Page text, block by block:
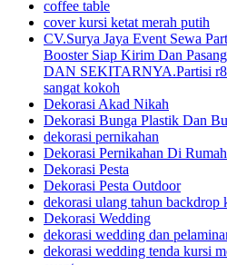
coffee table
cover kursi ketat merah putih
CV.Surya Jaya Event Sewa
Booster Siap Kirim Dan
DAN SEKITARNYA.Partisi r8
sangat kokoh
Dekorasi Akad Nikah
Dekorasi Bunga Plastik Dan
dekorasi pernikahan
Dekorasi Pernikahan Di Rumah
Dekorasi Pesta
Dekorasi Pesta Outdoor
dekorasi ulang tahun backdrop
Dekorasi Wedding
dekorasi wedding dan
dekorasi wedding tenda kursi